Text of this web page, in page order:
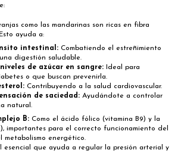
como las mandarinas son ricas en fibra
ayuda a:
intestinal: Combatiendo el estreñimiento
digestión saludable.
de azúcar en sangre: Ideal para
o que buscan prevenirla.
Contribuyendo a la salud cardiovascular.
de saciedad: Ayudándote a controlar
natural.
B: Como el ácido fólico (vitamina B9) y la
importantes para el correcto funcionamiento del
metabolismo energético.
esencial que ayuda a regular la presión arterial y